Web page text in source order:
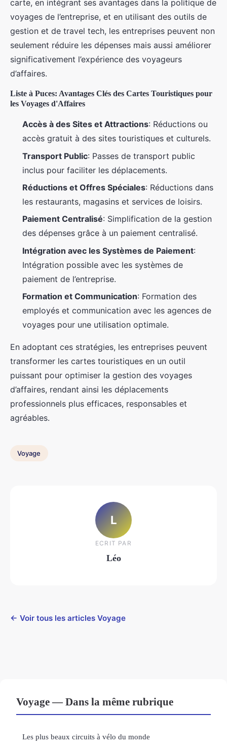
carte, en intégrant ses avantages dans la politique de
voyages de l’entreprise, et en utilisant des outils de
gestion et de travel tech, les entreprises peuvent non
seulement réduire les dépenses mais aussi améliorer
significativement l’expérience des voyageurs
d’affaires.
Liste à Puces: Avantages Clés des Cartes Touristiques pour
les Voyages d'Affaires
Accès à des Sites et Attractions: Réductions ou
accès gratuit à des sites touristiques et culturels.
Transport Public: Passes de transport public
inclus pour faciliter les déplacements.
Réductions et Offres Spéciales: Réductions dans
les restaurants, magasins et services de loisirs.
Paiement Centralisé: Simplification de la gestion
des dépenses grâce à un paiement centralisé.
Intégration avec les Systèmes de Paiement:
Intégration possible avec les systèmes de
paiement de l’entreprise.
Formation et Communication: Formation des
employés et communication avec les agences de
voyages pour une utilisation optimale.
En adoptant ces stratégies, les entreprises peuvent
transformer les cartes touristiques en un outil
puissant pour optimiser la gestion des voyages
d’affaires, rendant ainsi les déplacements
professionnels plus efficaces, responsables et
agréables.
Voyage
L
ECRIT PAR
Léo
← Voir tous les articles Voyage
Voyage — Dans la même rubrique
Les plus beaux circuits à vélo du monde